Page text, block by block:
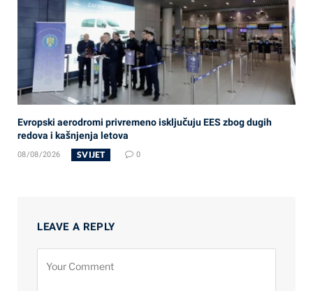
Evropski aerodromi privremeno isključuju EES zbog dugih
redova i kašnjenja letova
08/08/2026 SVIJET 0
LEAVE A REPLY